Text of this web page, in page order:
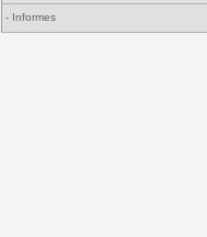
- Informes